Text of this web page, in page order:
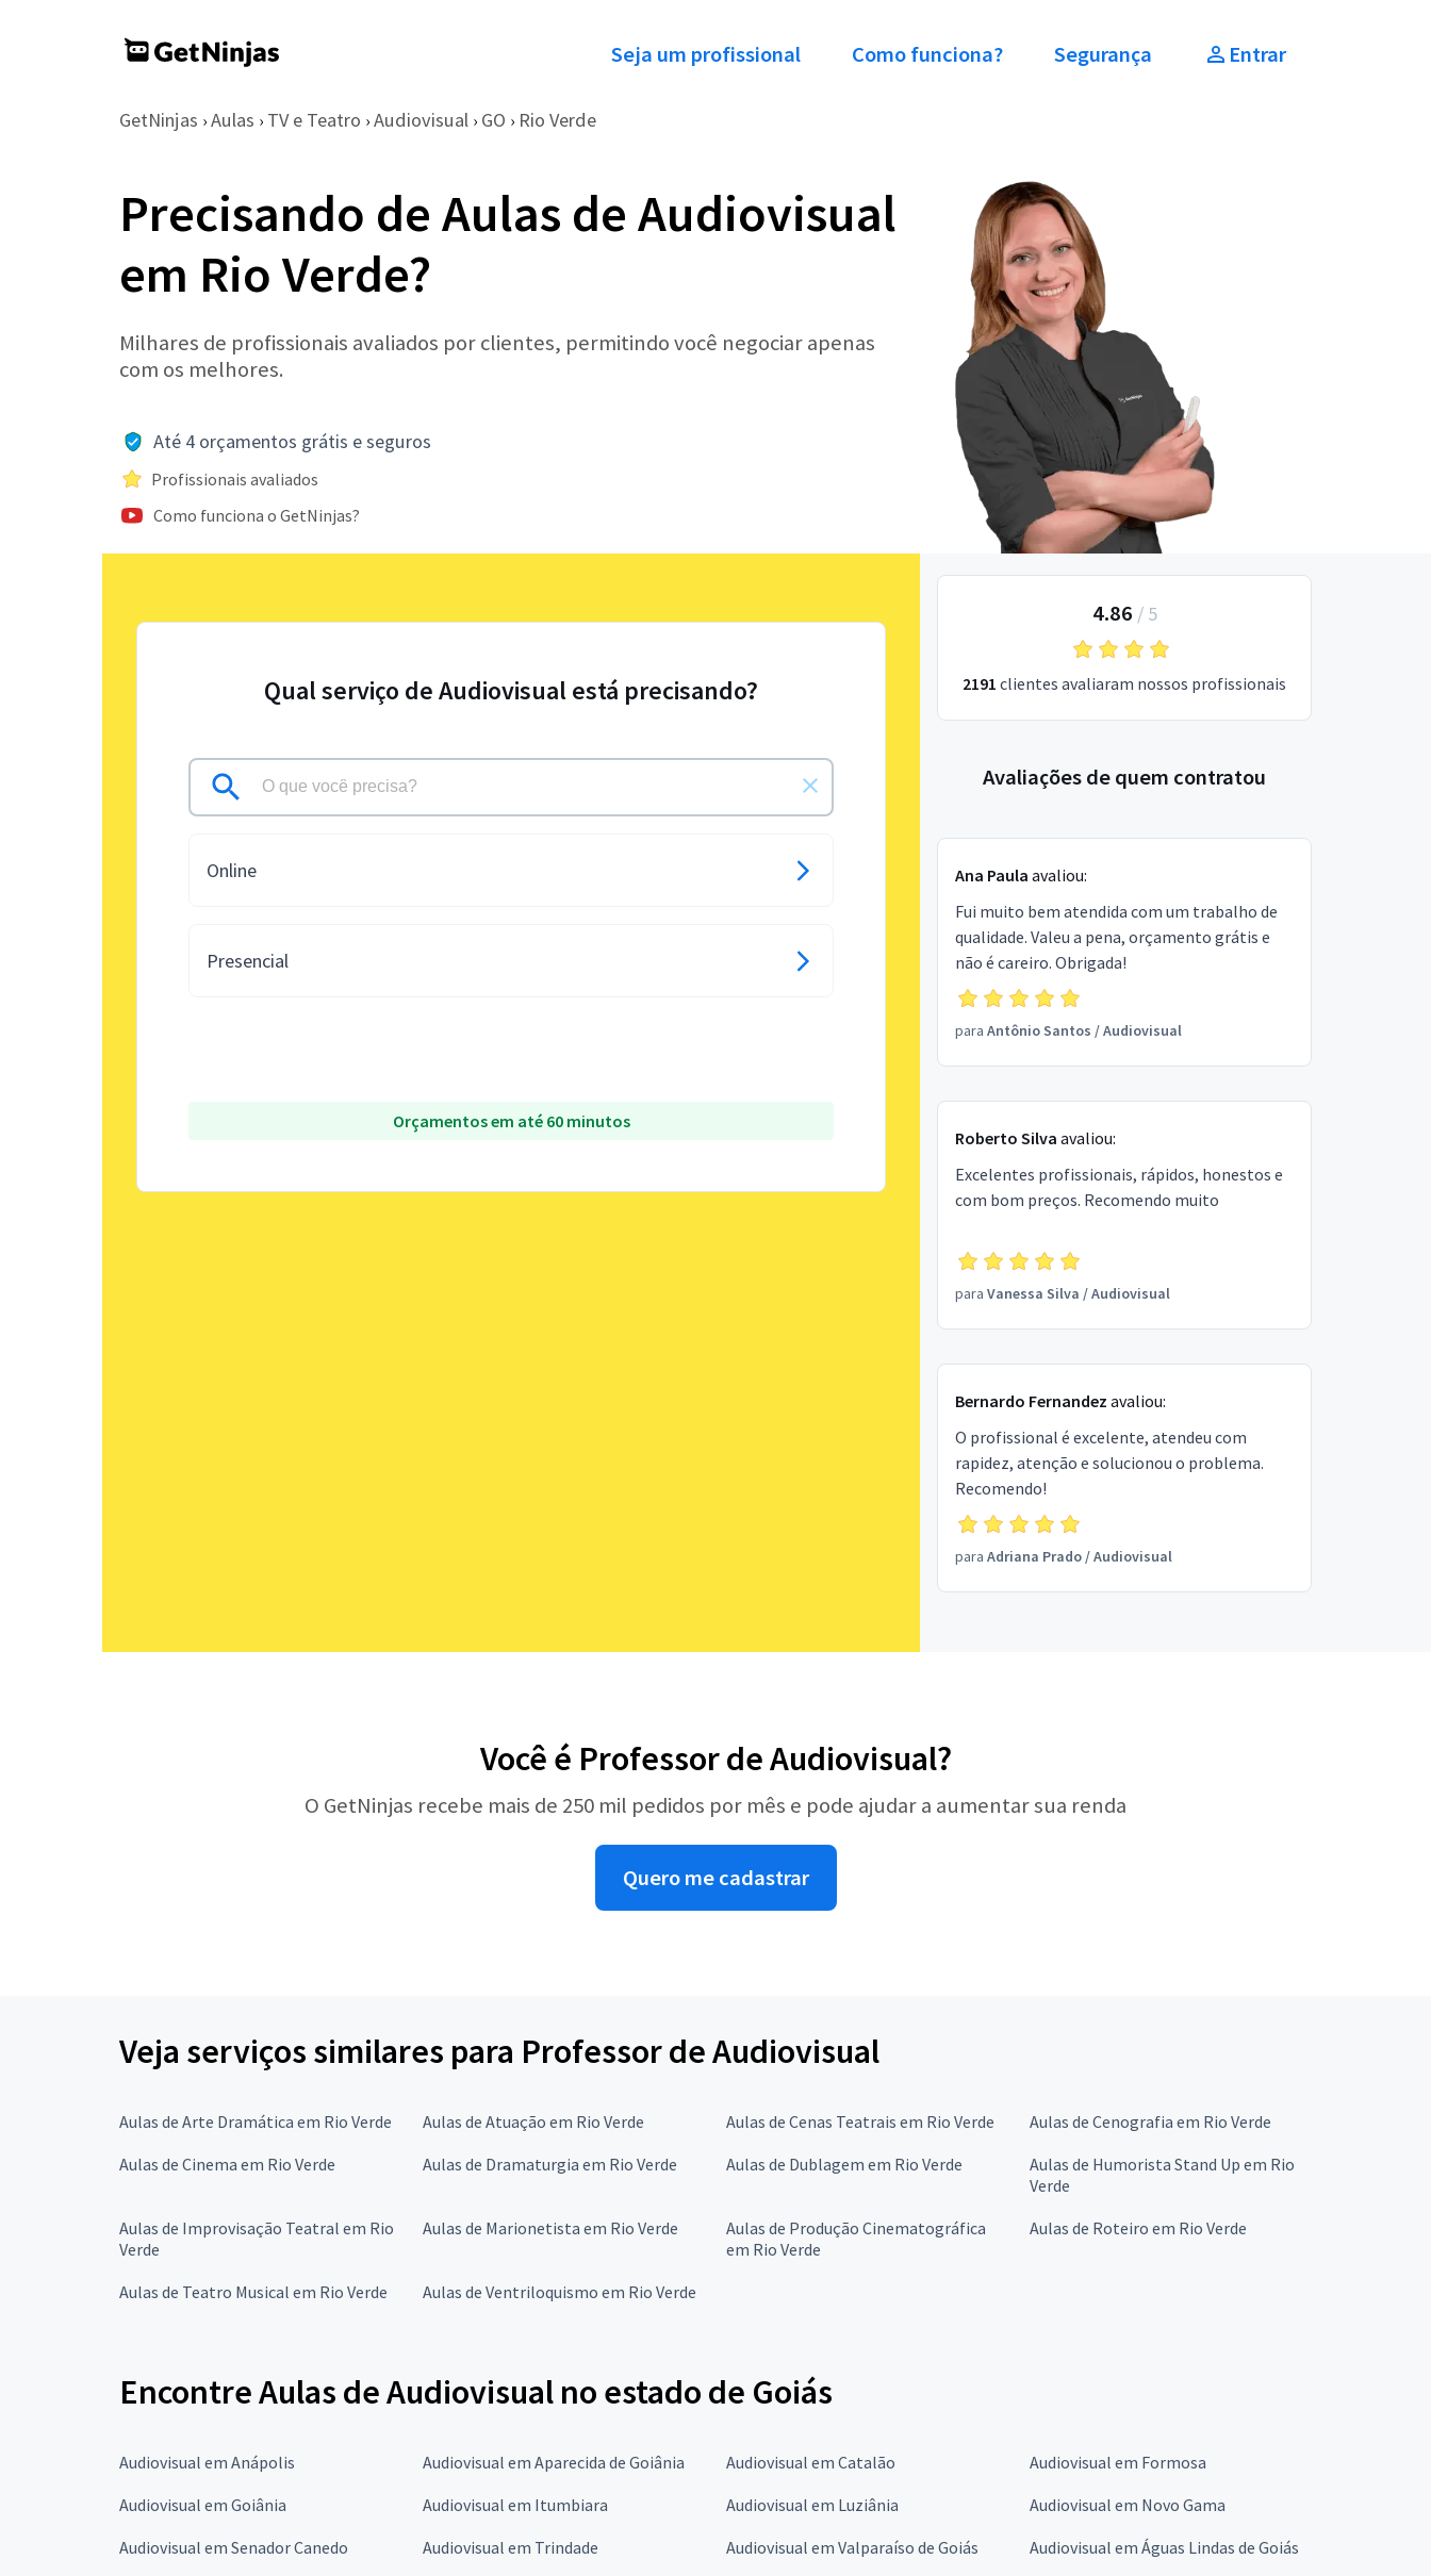
Seja um profissional Como funciona? Segurança Entrar
GetNinjas › Aulas › TV e Teatro › Audiovisual › GO › Rio Verde
Precisando de Aulas de Audiovisual
em Rio Verde?
Milhares de profissionais avaliados por clientes, permitindo você negociar apenas
com os melhores.
Até 4 orçamentos grátis e seguros
Profissionais avaliados
Como funciona o GetNinjas?
Qual serviço de Audiovisual está precisando?
Online
Presencial
Orçamentos em até 60 minutos
4.86 / 5
2191 clientes avaliaram nossos profissionais
Avaliações de quem contratou
Ana Paula avaliou:
Fui muito bem atendida com um trabalho de
qualidade. Valeu a pena, orçamento grátis e
não é careiro. Obrigada!
para Antônio Santos /Audiovisual
Roberto Silva avaliou:
Excelentes profissionais, rápidos, honestos e
com bom preços. Recomendo muito
para Vanessa Silva /Audiovisual
Bernardo Fernandez avaliou:
O profissional é excelente, atendeu com
rapidez, atenção e solucionou o problema.
Recomendo!
para Adriana Prado/Audiovisual
Você é Professor de Audiovisual?
O GetNinjas recebe mais de 250 mil pedidos por mês e pode ajudar a aumentar sua renda
Quero me cadastrar
Veja serviços similares para Professor de Audiovisual
Aulas de Arte Dramática em Rio Verde Aulas de Atuação em Rio Verde Aulas de Cenas Teatrais em Rio Verde
Aulas de Cenografia em Rio Verde
Aulas de Cinema em Rio Verde
Aulas de Dramaturgia em Rio Verde Aulas de Dublagem em Rio Verde
Aulas de Humorista Stand Up em Rio
Verde
Aulas de Improvisação Teatral em Rio
Verde
Aulas de Marionetista em Rio Verde
Aulas de Produção Cinematográfica
em Rio Verde
Aulas de Roteiro em Rio Verde
Aulas de Teatro Musical em Rio Verde Aulas de Ventriloquismo em Rio Verde
Encontre Aulas de Audiovisual no estado de Goiás
Audiovisual em Anápolis Audiovisual em Aparecida de Goiânia Audiovisual em Catalão
Audiovisual em Formosa
Audiovisual em Goiânia
Audiovisual em Itumbiara Audiovisual em Luziânia
Audiovisual em Novo Gama
Audiovisual em Senador Canedo
Audiovisual em Trindade Audiovisual em Valparaíso de Goiás Audiovisual em Águas Lindas de Goiás